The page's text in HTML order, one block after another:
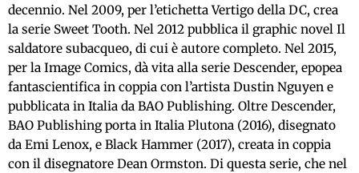
decennio. Nel 2009, per l’etichetta Vertigo della DC, crea
la serie Sweet Tooth. Nel 2012 pubblica il graphic novel Il
saldatore subacqueo, di cui è autore completo. Nel 2015,
per la Image Comics, dà vita alla serie Descender, epopea
fantascientifica in coppia con l’artista Dustin Nguyen e
pubblicata in Italia da BAO Publishing. Oltre Descender,
BAO Publishing porta in Italia Plutona (2016), disegnato
da Emi Lenox, e Black Hammer (2017), creata in coppia
con il disegnatore Dean Ormston. Di questa serie, che nel